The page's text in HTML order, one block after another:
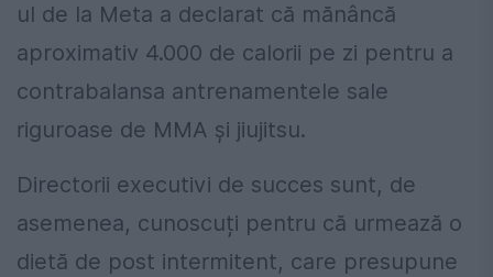
ul de la Meta a declarat că mănâncă
aproximativ 4.000 de calorii pe zi pentru a
contrabalansa antrenamentele sale
riguroase de MMA și jiujitsu.
Directorii executivi de succes sunt, de
asemenea, cunoscuți pentru că urmează o
dietă de post intermitent, care presupune